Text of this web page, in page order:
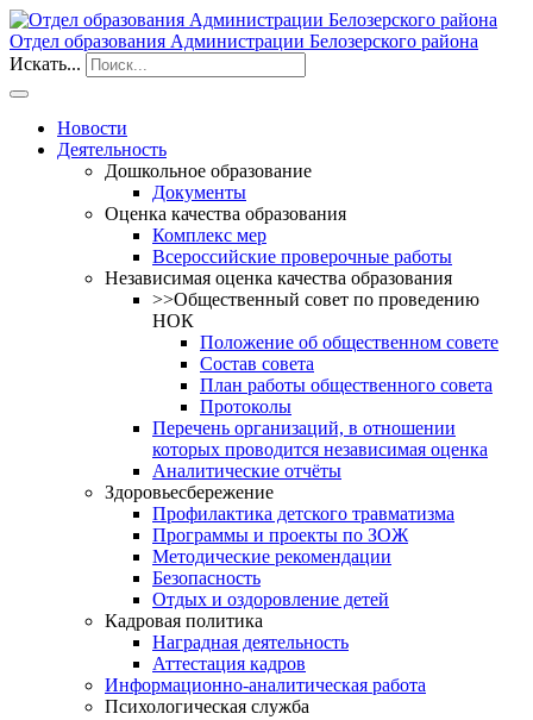
Отдел образования Администрации Белозерского района
Искать...
Новости
Деятельность
Дошкольное образование
Документы
Оценка качества образования
Комплекс мер
Всероссийские проверочные работы
Независимая оценка качества образования
>>Общественный совет по проведению
НОК
Положение об общественном совете
Состав совета
План работы общественного совета
Протоколы
Перечень организаций, в отношении
которых проводится независимая оценка
Аналитические отчёты
Здоровьесбережение
Профилактика детского травматизма
Программы и проекты по ЗОЖ
Методические рекомендации
Безопасность
Отдых и оздоровление детей
Кадровая политика
Наградная деятельность
Аттестация кадров
Информационно-аналитическая работа
Психологическая служба